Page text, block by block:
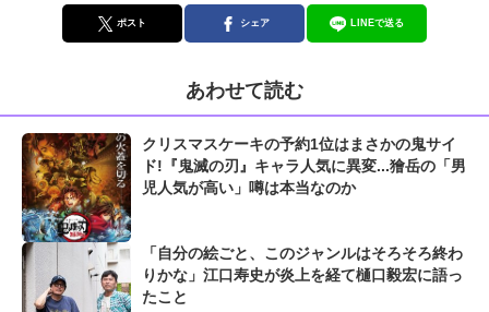
ポスト シェア LINEで送る
あわせて読む
クリスマスケーキの予約1位はまさかの鬼サイ
ド!『鬼滅の刃』キャラ人気に異変...獪岳の「男
児人気が高い」噂は本当なのか
「自分の絵ごと、このジャンルはそろそろ終わ
りかな」江口寿史が炎上を経て樋口毅宏に語っ
たこと